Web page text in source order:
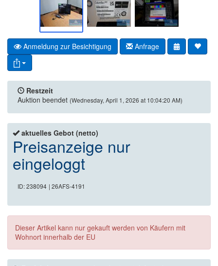
Anmeldung zur Besichtigung Anfrage
Restzeit
Auktion beendet (Wednesday, April 1, 2026 at 10:04:20 AM)
aktuelles Gebot (netto)
Preisanzeige nur
eingeloggt
ID: 238094 | 26AFS-4191
Dieser Artikel kann nur gekauft werden von Käufern mit
Wohnort innerhalb der EU